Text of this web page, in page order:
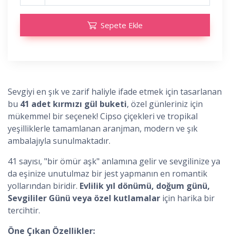
Sepete Ekle
Sevgiyi en şık ve zarif haliyle ifade etmek için tasarlanan
bu 41 adet kırmızı gül buketi, özel günleriniz için
mükemmel bir seçenek! Cipso çiçekleri ve tropikal
yeşilliklerle tamamlanan aranjman, modern ve şık
ambalajıyla sunulmaktadır.
41 sayısı, "bir ömür aşk" anlamına gelir ve sevgilinize ya
da eşinize unutulmaz bir jest yapmanın en romantik
yollarından biridir. Evlilik yıl dönümü, doğum günü,
Sevgililer Günü veya özel kutlamalar için harika bir
tercihtir.
Öne Çıkan Özellikler: